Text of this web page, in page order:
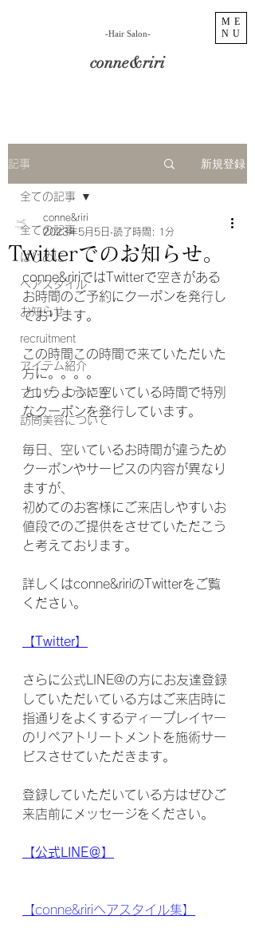
ME
NU
conne&riri
​-Hair Salon-
記事 新規登録
全ての記事
はじめに
ヘアスタイル
お知らせ
recruitment
アイテム紹介
ブログ、つぶやき
訪問美容について
全ての記事
Twitterでのお知らせ。
conne&riri
2023年5月5日 読了時間: 1分
conne&ririではTwitterで空きがある
お時間のご予約にクーポンを発行し
ております。
この時間この時間で来ていただいた
方に。。。。
というように空いている時間で特別
なクーポンを発行しています。
毎日、空いているお時間が違うため
クーポンやサービスの内容が異なり
ますが、
初めてのお客様にご来店しやすいお
値段でのご提供をさせていただこう
と考えております。
詳しくはconne&ririのTwitterをご覧
ください。
【Twitter】
さらに公式LINE@の方にお友達登録
していただいている方はご来店時に
指通りをよくするディープレイヤー
のリペアトリートメントを施術サー
ビスさせていただきます。
登録していただいている方はぜひご
来店前にメッセージをください。
【公式LINE＠】
【conne&ririヘアスタイル集】